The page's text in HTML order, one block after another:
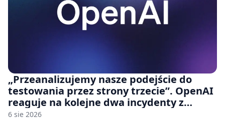
„Przeanalizujemy nasze podejście do
testowania przez strony trzecie”. OpenAI
reaguje na kolejne dwa incydenty z
udziałem autorskich modeli
6 sie 2026